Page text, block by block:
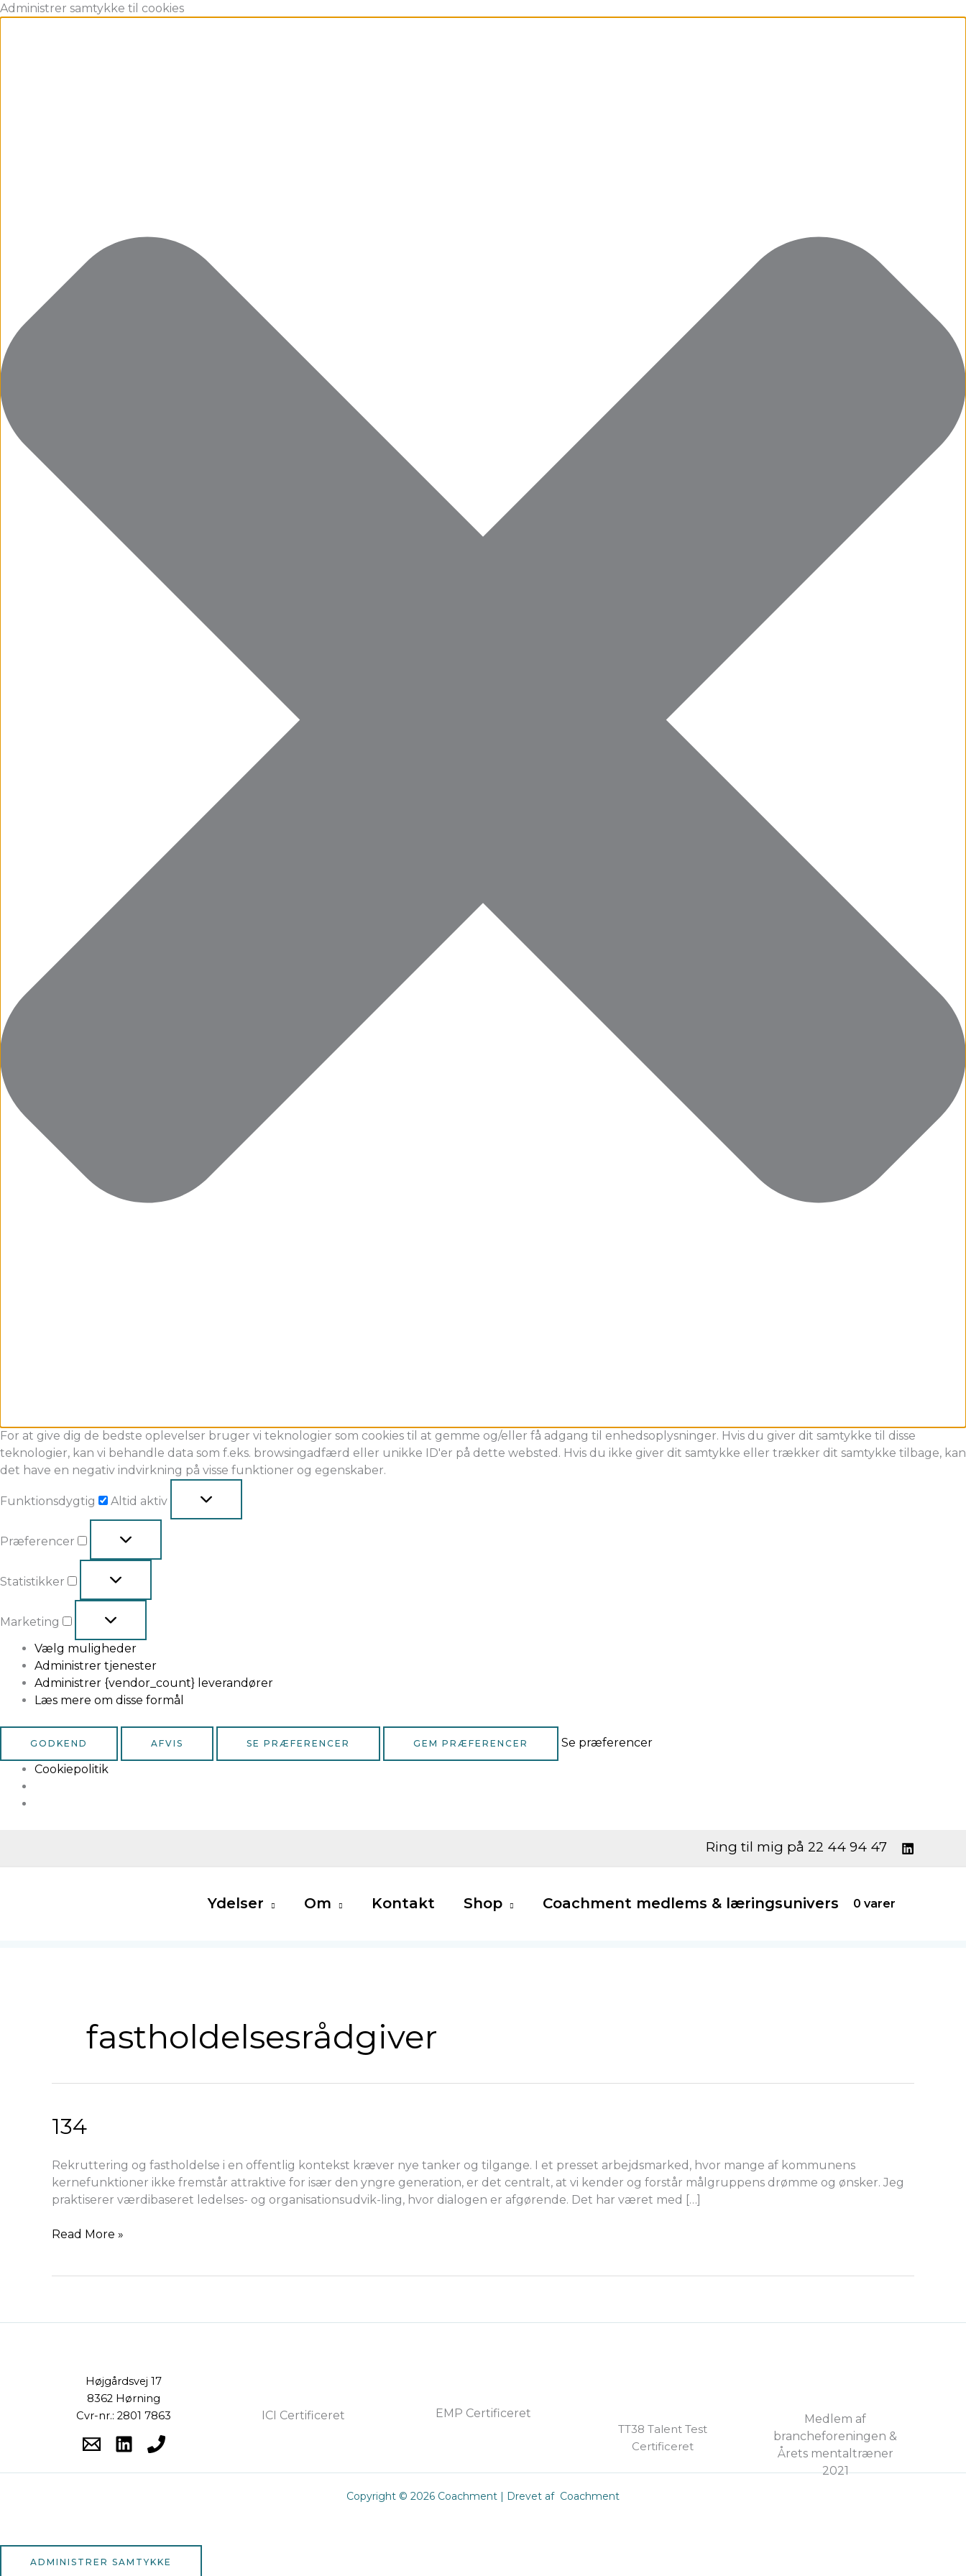
Administrer samtykke til cookies
For at give dig de bedste oplevelser bruger vi teknologier som cookies til at gemme og/eller få adgang til enhedsoplysninger. Hvis du giver dit samtykke til disse
teknologier, kan vi behandle data som f.eks. browsingadfærd eller unikke ID'er på dette websted. Hvis du ikke giver dit samtykke eller trækker dit samtykke tilbage, kan
det have en negativ indvirkning på visse funktioner og egenskaber.
Funktionsdygtig
Funktionsdygtig
Altid aktiv
Præferencer
Præferencer
Statistikker
Statistikker
Marketing
Marketing
Vælg muligheder
Administrer tjenester
Administrer {vendor_count} leverandører
Læs mere om disse formål
GODKEND AFVIS SE PRÆFERENCER GEM PRÆFERENCER
Se præferencer
Cookiepolitik
Gå
Ring til mig på 22 44 94 47
Ydelser Om Kontakt Shop Coachment medlems & læringsunivers 0 varer
fastholdelsesrådgiver
134
Rekruttering og fastholdelse i en offentlig kontekst kræver nye tanker og tilgange. I et presset arbejdsmarked, hvor mange af kommunens
kernefunktioner ikke fremstår attraktive for især den yngre generation, er det centralt, at vi kender og forstår målgruppens drømme og ønsker. Jeg
praktiserer værdibaseret ledelses- og organisationsudvik-ling, hvor dialogen er afgørende. Det har været med […]
134
Read More »
Højgårdsvej 17
8362 Hørning
Cvr-nr.: 2801 7863
ICI Certificeret
EMP Certificeret
TT38 Talent Test
Certificeret
Medlem af
brancheforeningen &
Årets mentaltræner
2021
Copyright © 2026 Coachment | Drevet af Coachment
ADMINISTRER SAMTYKKE